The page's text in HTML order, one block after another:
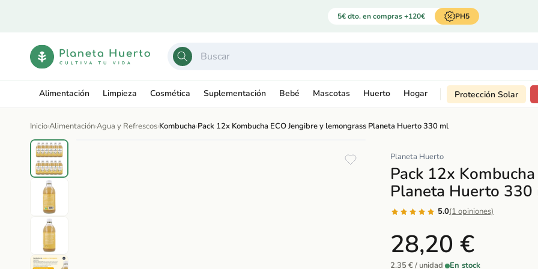
5€ dto. en compras +120€ PH5
Alimentación Limpieza Cosmética Suplementación Bebé Mascotas Huerto Hogar Protección Solar
Inicio›Alimentación›Agua y Refrescos›Kombucha›Pack 12x Kombucha ECO Jengibre y lemongrass Planeta Huerto 330 ml
Ir
Planeta Huerto
Pack 12x
Planeta Huerto 330
5.0(1 opiniones)
28,20 €
2.35 € / unidad· En stock